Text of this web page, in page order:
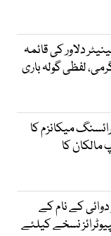
دلاور کی قائمہ
لفظی گولہ باری
میکانزم کا
مالکان کا
دوائی کے نام کے
نسخے کیلئے